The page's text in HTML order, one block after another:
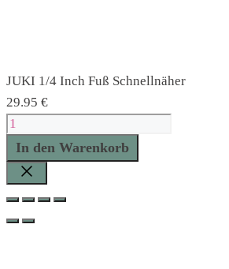
JUKI 1/4 Inch Fuß Schnellnäher
29.95 €
JUKI
1/4
Inch
Fuß
In den Warenkorb
Schließen